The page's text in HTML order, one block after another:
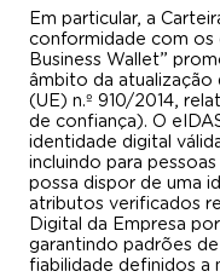
Em particular, a
conformidade com os
Business Wallet”
âmbito da
(UE) n.º 910/2014,
de confiança). O
identidade digital
incluindo para
possa dispor de uma
atributos verificados
Digital da Empresa
garantindo padrões
fiabilidade definidos a